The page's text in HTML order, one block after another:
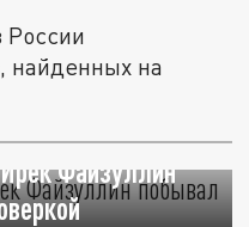
России
найденных на
Файзуллин